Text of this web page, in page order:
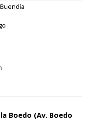
Boedo (Av. Boedo